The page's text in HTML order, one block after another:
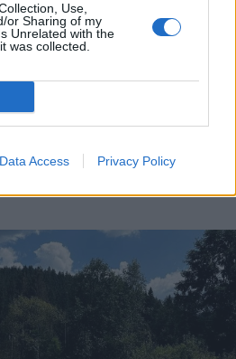
Use,
or Sharing of my
Unrelated with the
was collected.
Data Access Privacy Policy
péntek
biztonsági
lehet elrendelni az